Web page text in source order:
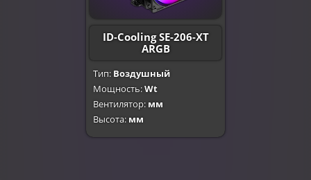
ID-Cooling SE-206-XT
ARGB
Тип: Воздушный
Мощность:Wt
Вентилятор: мм
Высота: мм